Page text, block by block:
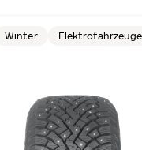
Winter Elektrofahrzeuge